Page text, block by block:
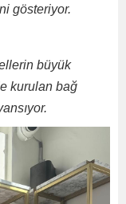
gösteriyor.
büyük
kurulan bağ